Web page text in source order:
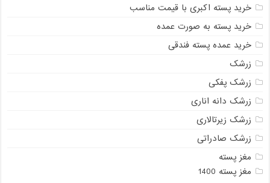
خرید پسته اکبری با قیمت مناسب
خرید پسته به صورت عمده
خرید عمده پسته فندقی
زرشک
زرشک پفکی
زرشک دانه اناری
زرشک زیرتالاری
زرشک صادراتی
مغز پسته
مغز پسته 1400